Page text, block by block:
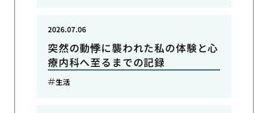
突然の動悸に襲われた私の体験と心
療内科へ至るまでの記録
2026.07.06
生活